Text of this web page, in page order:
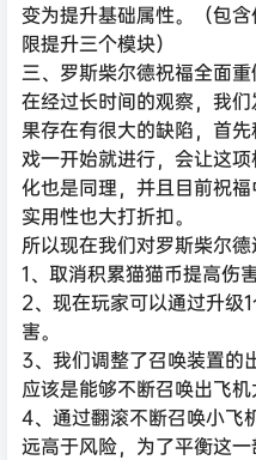
变为提升基础属性。（包
限提升三个模块）
三、罗斯柴尔德祝福全面重
在经过长时间的观察，我
果存在有很大的缺陷，首
戏一开始就进行，会让这
化也是同理，并且目前祝福
实用性也大打折扣。
所以现在我们对罗斯柴尔德
1、取消积累猫猫币提高伤
2、现在玩家可以通过升级
害。
3、我们调整了召唤装置的
应该是能够不断召唤出飞机
4、通过翻滚不断召唤小飞
远高于风险，为了平衡这